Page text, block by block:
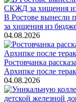
В Ростове вынесли
за хищения из
04.08.2026
Ростовчанка
Архипке после
04.08.2026